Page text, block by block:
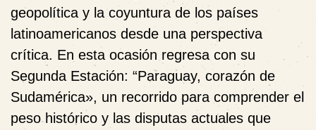
geopolítica y la coyuntura de los países
latinoamericanos desde una perspectiva
crítica. En esta ocasión regresa con su
Segunda Estación: “Paraguay, corazón de
Sudamérica», un recorrido para comprender el
peso histórico y las disputas actuales que